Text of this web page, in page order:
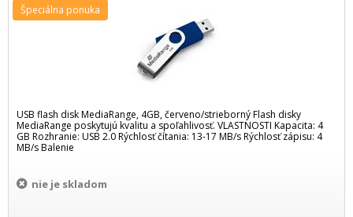
USB flash disk MediaRange, 4GB, červeno/strieborný Flash disky
MediaRange poskytujú kvalitu a spoľahlivosť. VLASTNOSTI Kapacita: 4
GB Rozhranie: USB 2.0 Rýchlosť čítania: 13-17 MB/s Rýchlosť zápisu: 4
MB/s Balenie
nie je skladom
Špeciálna ponuka